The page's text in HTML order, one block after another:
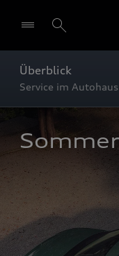
Überblick
Service im